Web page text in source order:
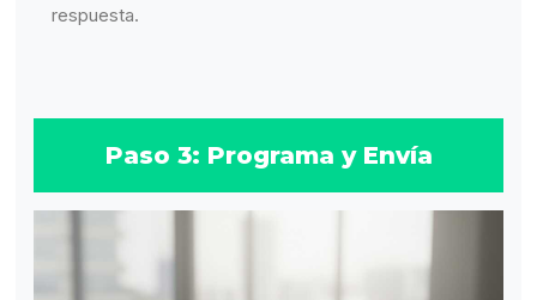
respuesta.
Paso 3: Programa y Envía